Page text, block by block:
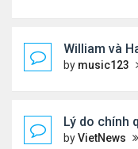
William và
by music123
Lý do chính
byVietNews